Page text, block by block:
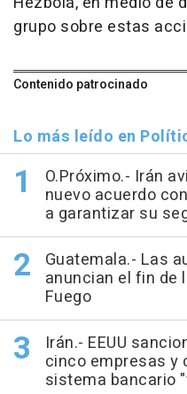
grupo sobre estas
Contenido patrocinado
Lo más leído en
O.Próximo.- Irán
nuevo acuerdo
a garantizar su
Guatemala.- Las
anuncian el fin de
Fuego
Irán.- EEUU
cinco empresas y
sistema bancario